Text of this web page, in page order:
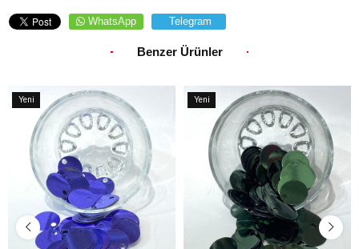
WhatsApp Telegram
Benzer Ürünler
Yeni
Yeni